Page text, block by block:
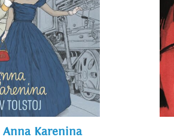
Anna Karenina